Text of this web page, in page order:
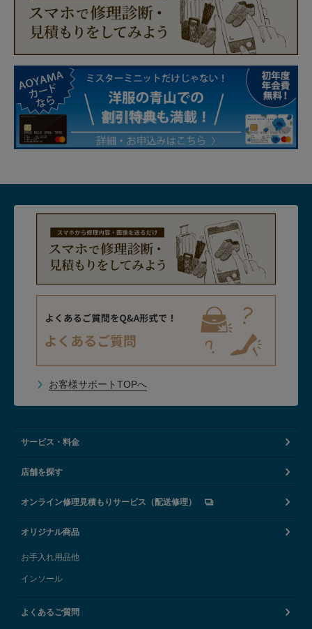
お客様サポートTOPへ
サービス・料金
店舗を探す
オンライン修理見積もりサービス（配送修理）
オリジナル商品
お手入れ用品他
インソール
よくあるご質問